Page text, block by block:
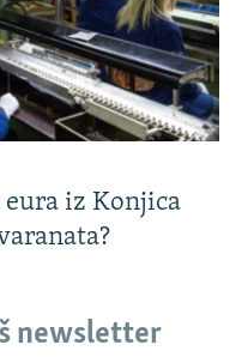
iz Konjica
newsletter